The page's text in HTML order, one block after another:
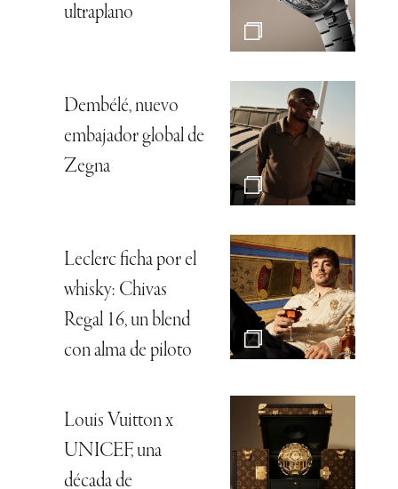
ultraplano
Dembélé, nuevo
embajador global de
Zegna
Leclerc ficha por el
whisky: Chivas
Regal 16, un blend
con alma de piloto
Louis Vuitton x
UNICEF, una
década de